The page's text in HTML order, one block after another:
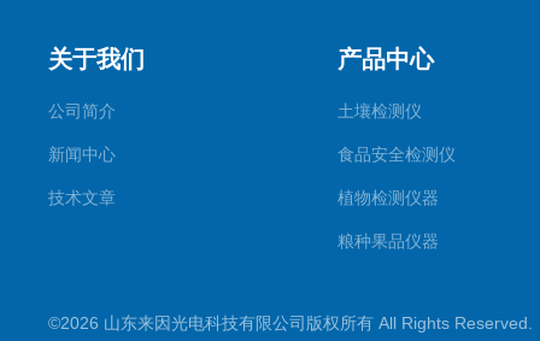
关于我们
公司简介
新闻中心
技术文章
产品中心
土壤检测仪
食品安全检测仪
植物检测仪器
粮种果品仪器
水质检测仪
©2026 山东来因光电科技有限公司版权所有 All Rights